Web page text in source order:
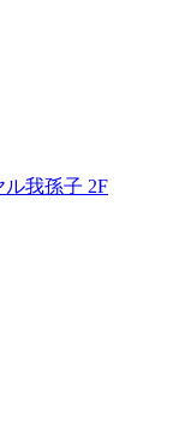
我孫子 2F